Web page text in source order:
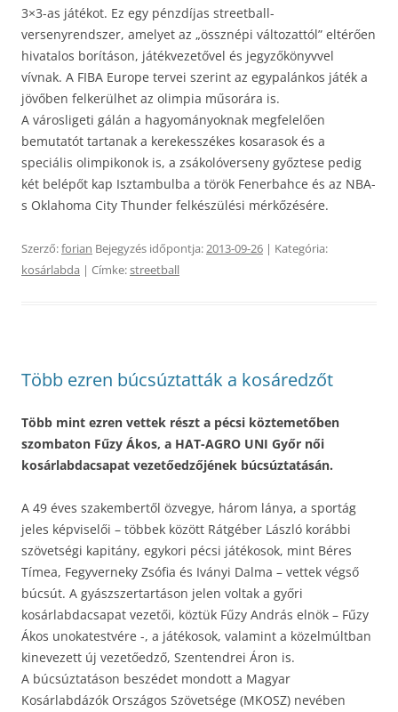
3×3-as játékot. Ez egy pénzdíjas streetball-
versenyrendszer, amelyet az „össznépi változattól” eltérően
hivatalos borításon, játékvezetővel és jegyzőkönyvvel
vívnak. A FIBA Europe tervei szerint az egypalánkos játék a
jövőben felkerülhet az olimpia műsorára is.
A városligeti gálán a hagyományoknak megfelelően
bemutatót tartanak a kerekesszékes kosarasok és a
speciális olimpikonok is, a zsákolóverseny győztese pedig
két belépőt kap Isztambulba a török Fenerbahce és az NBA-
s Oklahoma City Thunder felkészülési mérkőzésére.
Szerző:forian Bejegyzés időpontja:2013-09-26 | Kategória:
kosárlabda | Címke:streetball
Több ezren búcsúztatták a kosáredzőt
Több mint ezren vettek részt a pécsi köztemetőben
szombaton Fűzy Ákos, a HAT-AGRO UNI Győr női
kosárlabdacsapat vezetőedzőjének búcsúztatásán.
A 49 éves szakembertől özvegye, három lánya, a sportág
jeles képviselői – többek között Rátgéber László korábbi
szövetségi kapitány, egykori pécsi játékosok, mint Béres
Tímea, Fegyverneky Zsófia és Iványi Dalma – vettek végső
búcsút. A gyászszertartáson jelen voltak a győri
kosárlabdacsapat vezetői, köztük Fűzy András elnök – Fűzy
Ákos unokatestvére -, a játékosok, valamint a közelmúltban
kinevezett új vezetőedző, Szentendrei Áron is.
A búcsúztatáson beszédet mondott a Magyar
Kosárlabdázók Országos Szövetsége (MKOSZ) nevében